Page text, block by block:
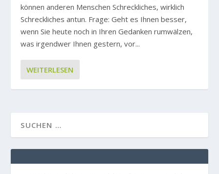
können anderen Menschen Schreckliches, wirklich
Schreckliches antun. Frage: Geht es Ihnen besser,
wenn Sie heute noch in Ihren Gedanken rumwälzen,
was irgendwer Ihnen gestern, vor...
WEITERLESEN